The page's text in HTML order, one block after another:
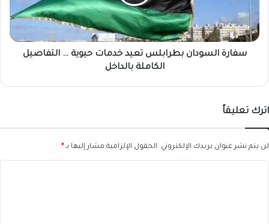
التفاصيل
الكاملة
بالداخلسفارة السودان بطرابلس تعيد خدمات حيوية … التفاصيل
الكاملة بالداخل
اترك تعليقاً
لن يتم نشر عنوان بريدك الإلكتروني. الحقول الإلزامية مشار إليها بـ *